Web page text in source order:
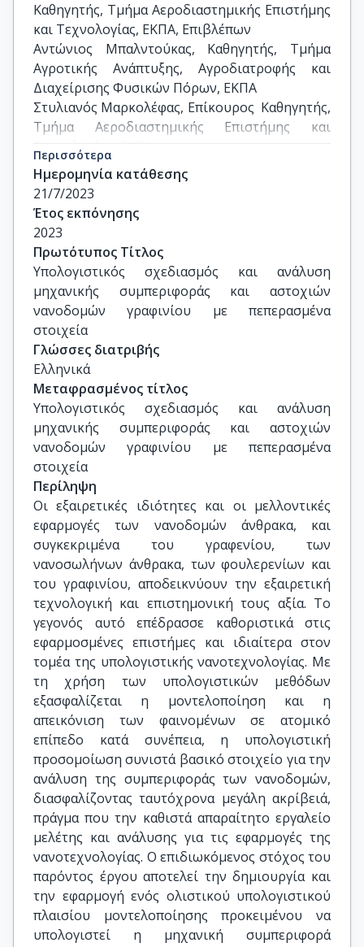
Καθηγητής, Τμήμα Αεροδιαστημικής Επιστήμης
και Τεχνολογίας, ΕΚΠΑ, Επιβλέπων
Αντώνιος Μπαλντούκας, Καθηγητής, Τμήμα
Αγροτικής Ανάπτυξης, Αγροδιατροφής και
Διαχείρισης Φυσικών Πόρων, ΕΚΠΑ
Στυλιανός Μαρκολέφας, Επίκουρος  Καθηγητής,
Τμήμα Αεροδιαστημικής Επιστήμης και
Τεχνολογίας, ΕΚΠΑ
Κοσμάς Κουρουμπάς, Καθηγητής, Τμήμα
Ψηφιακών Τεχνών και Κινηματογράφου, ΕΚΠΑ
Ιωάννης Σταθαράς,Καθηγητής, Γενικό Τμήμα,
ΕΚΠΑ
Αντώνιος Φατσής, Καθηγητής, Τμήμα
Αεροδιαστημικής Επιστήμης και Τεχνολογίας,
Κωνσταντίνος Σταμούλης, Καθηγητής,
Amsterdam University of Applied Sciences
Περισσότερα
Ημερομηνία κατάθεσης
21/7/2023
Έτος εκπόνησης
2023
Πρωτότυπος Τίτλος
Υπολογιστικός σχεδιασμός και ανάλυση
μηχανικής συμπεριφοράς και αστοχιών
νανοδομών γραφινίου με πεπερασμένα
στοιχεία
Γλώσσες διατριβής
Ελληνικά
Μεταφρασμένος τίτλος
Υπολογιστικός σχεδιασμός και ανάλυση
μηχανικής συμπεριφοράς και αστοχιών
νανοδομών γραφινίου με πεπερασμένα
στοιχεία
Περίληψη
Οι εξαιρετικές ιδιότητες και οι μελλοντικές
εφαρμογές των νανοδομών άνθρακα, και
συγκεκριμένα του γραφενίου, των
νανοσωλήνων άνθρακα, των φουλερενίων και
του γραφινίου, αποδεικνύουν την εξαιρετική
τεχνολογική και επιστημονική τους αξία. Το
γεγονός αυτό επέδρασσε καθοριστικά στις
εφαρμοσμένες επιστήμες και ιδιαίτερα στον
τομέα της υπολογιστικής νανοτεχνολογίας. Με
τη χρήση των υπολογιστικών μεθόδων
εξασφαλίζεται η μοντελοποίηση και η
απεικόνιση των φαινομένων σε ατομικό
επίπεδο κατά συνέπεια, η υπολογιστική
προσομοίωση συνιστά βασικό στοιχείο για την
ανάλυση της συμπεριφοράς των νανοδομών,
διασφαλίζοντας ταυτόχρονα μεγάλη ακρίβειά,
πράγμα που την καθιστά απαραίτητο εργαλείο
μελέτης και ανάλυσης για τις εφαρμογές της
νανοτεχνολογίας. Ο επιδιωκόμενος στόχος του
παρόντος έργου αποτελεί την δημιουργία και
την εφαρμογή ενός ολιστικού υπολογιστικού
πλαισίου μοντελοποίησης προκειμένου να
υπολογιστεί η μηχανική συμπεριφορά